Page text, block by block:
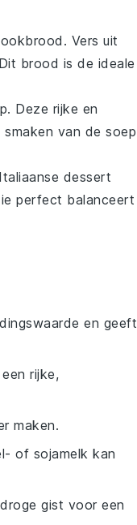
. Vers uit
brood is de ideale
. Deze rijke en
smaken van de soep
Italiaanse dessert
perfect balanceert
en geeft
rijke,
maken.
of sojamelk kan
gist voor een